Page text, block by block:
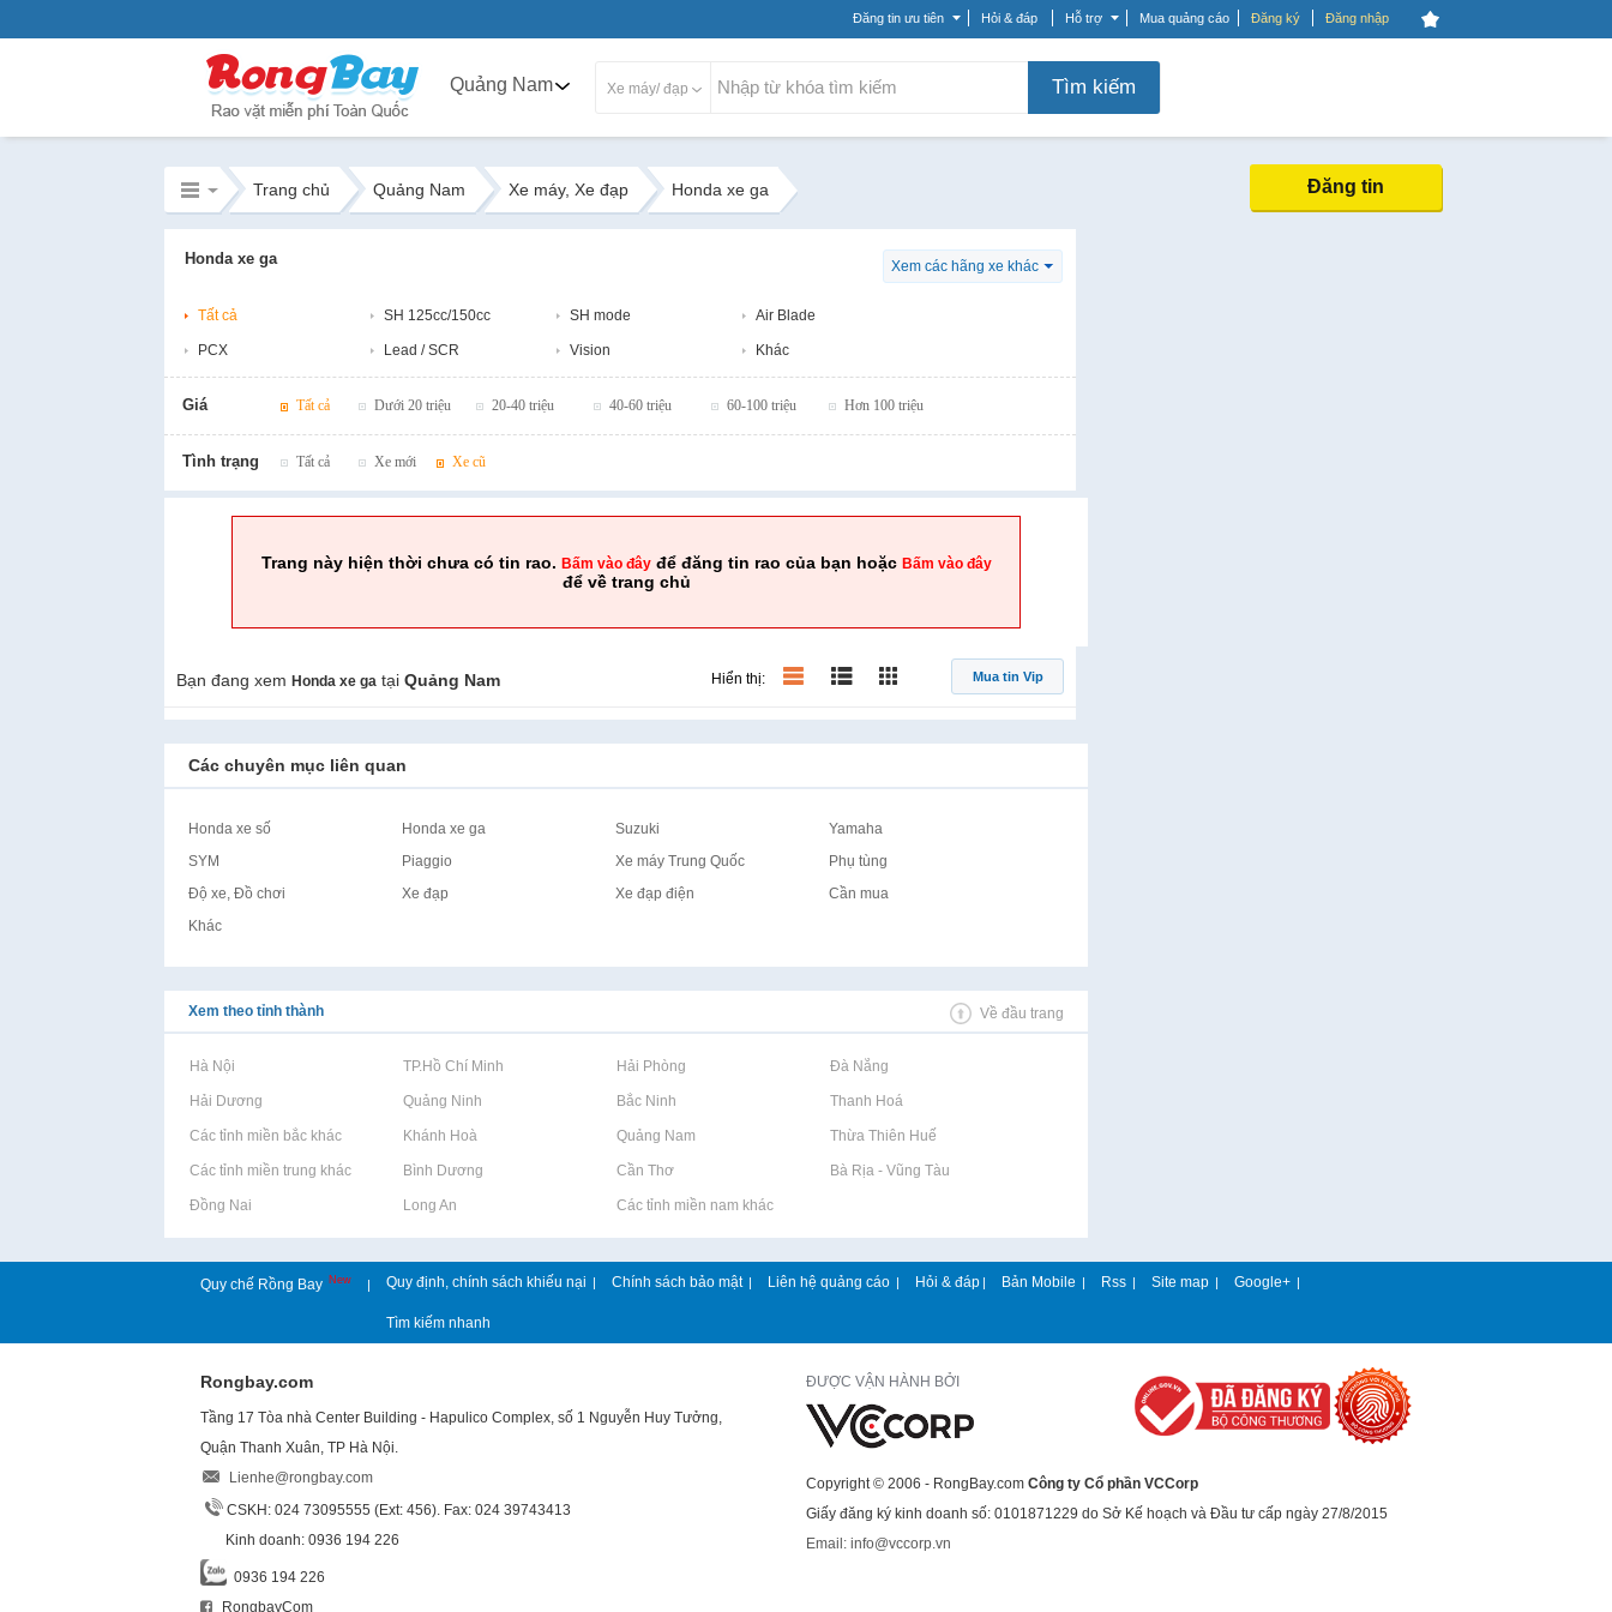
Đăng tin ưu tiên Hỏi & đáp Hỗ trợ Mua quảng cáo Đăng ký Đăng nhập
Quảng Nam Xe máy/ đạp Tìm kiếm
Trang chủ Quảng Nam Xe máy, Xe đạp Honda xe ga Đăng tin
Honda xe ga Xem các hãng xe khác
Tất cả SH 125cc/150cc SH mode Air Blade
PCX Lead / SCR Vision Khác
Giá Tất cả Dưới 20 triệu 20-40 triệu 40-60 triệu 60-100 triệu Hơn 100 triệu
Tình trạng Tất cả Xe mới Xe cũ
Trang này hiện thời chưa có tin rao. Bấm vào đâyđể đăng tin rao của bạn hoặc Bấm vào đây
để về trang chủ
Bạn đang xem Honda xe ga tại Quảng Nam Mua tin Vip
Hiển thị:
Các chuyên mục liên quan
Honda xe số Honda xe ga Suzuki
Yamaha
SYM
Piaggio Xe máy Trung Quốc
Phụ tùng
Độ xe, Đồ chơi
Xe đạp Xe đạp điện
Cần mua
Khác
Xem theo tỉnh thành Về đầu trang
Rao vặt tại Hà Nội Rao vặt tại TP.Hồ Chí Minh Rao vặt tại Hải Phòng Rao vặt tại Đà Nẵng
Rao vặt tại Hải Dương Rao vặt tại Quảng Ninh Rao vặt tại Bắc Ninh Rao vặt tại Thanh Hoá
Rao vặt tại Các tỉnh miền bắc khácRao vặt tại Khánh Hoà Rao vặt tại Quảng Nam Rao vặt tại Thừa Thiên Huế
Rao vặt tại Các tỉnh miền trung khácRao vặt tại Bình Dương Rao vặt tại Cần Thơ Rao vặt tại Bà Rịa - Vũng Tàu
Rao vặt tại Đồng Nai Rao vặt tại Long An Rao vặt tại Các tỉnh miền nam khác
Quy chế Rồng Bay New | Quy định, chính sách khiếu nại | Chính sách bảo mật | Liên hệ quảng cáo | Hỏi & đáp | Bản Mobile | Rss | Site map | Google+ |
Tìm kiếm nhanh
Rongbay.com
Tầng 17 Tòa nhà Center Building - Hapulico Complex, số 1 Nguyễn Huy Tưởng,
Quận Thanh Xuân, TP Hà Nội.
Lienhe@rongbay.com
CSKH: 024 73095555 (Ext: 456). Fax: 024 39743413
Kinh doanh: 0936 194 226
0936 194 226
RongbayCom
ĐƯỢC VẬN HÀNH BỞI
Copyright © 2006 - RongBay.com Công ty Cổ phần VCCorp
Giấy đăng ký kinh doanh số: 0101871229 do Sở Kế hoạch và Đầu tư cấp ngày 27/8/2015
Email: info@vccorp.vn